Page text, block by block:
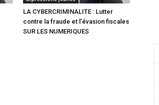
LA CYBERCRIMINALITE : Lutter
contre la fraude et l’évasion fiscales
SUR LES NUMERIQUES